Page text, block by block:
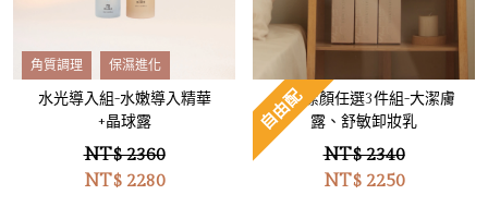
角質調理 保濕進化
水光導入組-水嫩導入精華
+晶球露
NT$ 2360
NT$2280
自由配洗卸潔顏任選3件組-大潔膚
露、舒敏卸妝乳
NT$ 2340
NT$2250